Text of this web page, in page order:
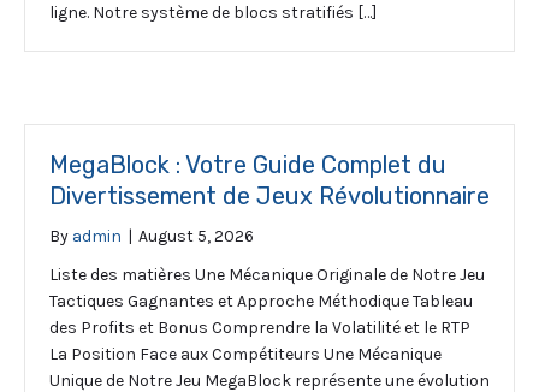
ligne. Notre système de blocs stratifiés […]
MegaBlock : Votre Guide Complet du
Divertissement de Jeux Révolutionnaire
By admin | August 5, 2026
Liste des matières Une Mécanique Originale de Notre Jeu
Tactiques Gagnantes et Approche Méthodique Tableau
des Profits et Bonus Comprendre la Volatilité et le RTP
La Position Face aux Compétiteurs Une Mécanique
Unique de Notre Jeu MegaBlock représente une évolution